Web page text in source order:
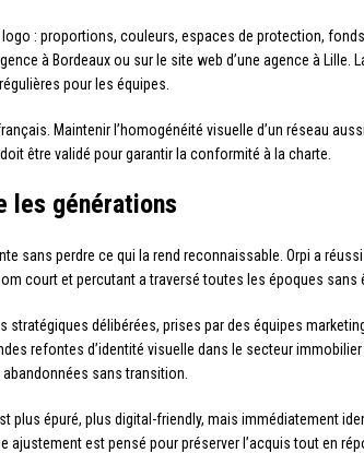
: proportions, couleurs, espaces de protection,
à Bordeaux ou sur le site web d’une agence à
pour les équipes.
Maintenir l’homogénéité visuelle d’un réseau
être validé pour garantir la conformité à la charte.
les générations
sans perdre ce qui la rend reconnaissable. Orpi a
court et percutant a traversé toutes les époques sans
stratégiques délibérées, prises par des équipes
refontes d’identité visuelle dans le secteur
sans transition.
épuré, plus digital-friendly, mais immédiatement
ajustement est pensé pour préserver l’acquis tout en